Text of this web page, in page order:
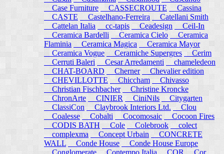
Case Furniture
CASSECROUTE
Cassina
CASTE
Castelhano-Ferreira
Catellani Smith
Cattelan Italia
cc-tapis Ceadesign
Ceil-In
Ceramica Bardelli
Ceramica Cielo
Ceramica
Flaminia
Ceramica Magica
Ceramica Mayor
Ceramica Vogue
Ceramiche Supergres Cerim
Cerruti Baleri
Cesar Arredamenti
chameledeon
CHAT-BOARD
Cherner
Chevalier edition
CHEVILLOTTE
Chiccham
Chivasso
Christian Fischbacher
Christine Kroncke
ChronArte
CINIER CiniNils
Citygarten
ClassiCon
Claybrook Interiors Ltd.
Clou
Coalesse
Cobalti Cocomosaic
Cocoon Fires
CODIS BATH
Cole Colebrook
colect
complexma
Concept Urbain
CONCRETE
WALL
Conde House
Conde House Europe